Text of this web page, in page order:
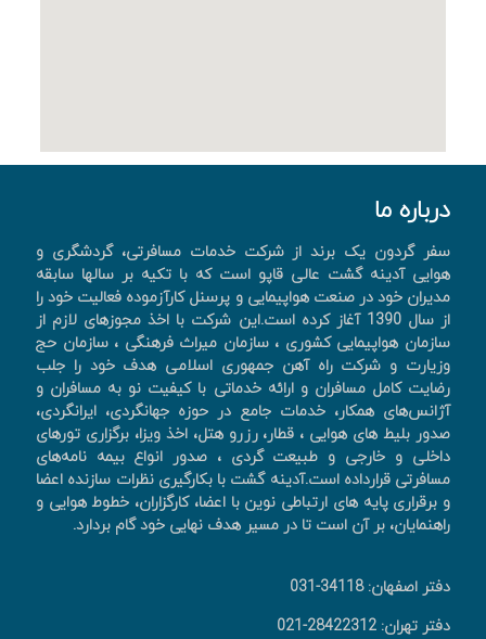
درباره ما
سفر گردون یک برند از شرکت خدمات مسافرتی، گردشگری و
هوایی آدینه گشت عالی قاپو است که با تکیه بر سالها سابقه
مدیران خود در صنعت هواپیمایی و پرسنل کارآزموده فعالیت خود را
از سال 1390 آغاز کرده است.این شرکت با اخذ مجوزهای لازم از
سازمان هواپیمایی کشوری ، سازمان میراث فرهنگی ، سازمان حج
وزیارت و شرکت راه آهن جمهوری اسلامی هدف خود را جلب
رضایت کامل مسافران و ارائه خدماتی با کیفیت نو به مسافران و
آژانس‌های همکار، خدمات جامع در حوزه جهانگردی، ايرانگردی،
صدور بليط های هوايی ، قطار، رزرو هتل، اخذ ويزا، برگزاری تورهای
داخلی و خارجی و طبیعت گردی ، صدور انواع بیمه نامه‌های
مسافرتی قرارداده است.آدینه گشت با بکارگیری نظرات سازنده اعضا
و برقراری پایه های ارتباطی نوین با اعضا، کارگزاران، خطوط هوایی و
راهنمایان، بر آن است تا در مسیر هدف نهایی خود گام بردارد.
دفتر اصفهان: 34118-031
دفتر تهران: 28422312-021